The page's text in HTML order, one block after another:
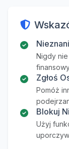
Nigdy
Zgłoś
Pomóż
Blokuj
Użyj